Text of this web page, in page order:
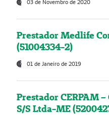
03 de Novembro de 2020
Prestador Medlife
(51004334-2)
01 de Janeiro de 2019
Prestador CERPAM
S/S Ltda-ME